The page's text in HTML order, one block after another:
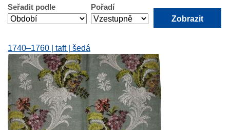
Seřadit podle Pořadí
1740–1760 | taft | šedá